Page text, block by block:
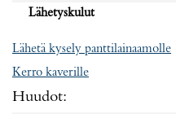
Lähetyskulut
Lähetä kysely panttilainaamolle
Kerro kaverille
Huudot: